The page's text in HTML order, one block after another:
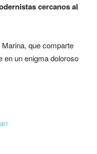
cercanos al
que comparte
en un enigma doloroso